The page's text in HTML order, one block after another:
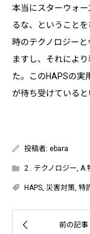
本当にスターウォ
るな、ということ
時のテクノロジー
ますし、それによ
た。このHAPSの実
が待ち受けていると
投稿者: ebara
2 . テクノロジー A.
HAPS 災害対策 特